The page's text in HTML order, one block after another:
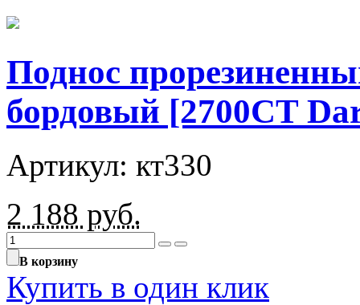
Поднос
бордовый [2700CT
Артикул: кт330
2 188 руб.
В корзину
Купить в один клик